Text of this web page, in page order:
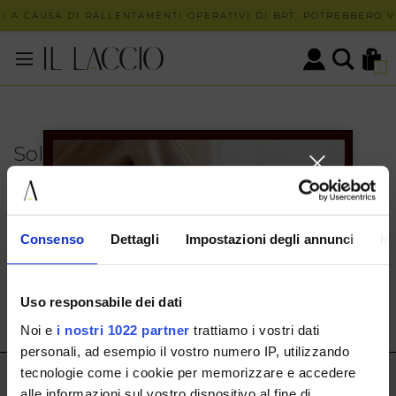
Consenso Dettagli Impostazioni degli annunci
Uso responsabile dei dati
Noi e i nostri 1022 partner trattiamo i vostri dati
personali, ad esempio il vostro numero IP, utilizzando
tecnologie come i cookie per memorizzare e accedere
A CAUSA DI RALLENTAMENTI OPERATIVI DI BRT, POTREBBERO
0
Solo in negozio
PUOI TROVARE QUESTO ARTICOLO SOLO PRESSO I
NOSTRI PUNTI VENDITA:
customerservice@illaccio.it
IL LACCIO